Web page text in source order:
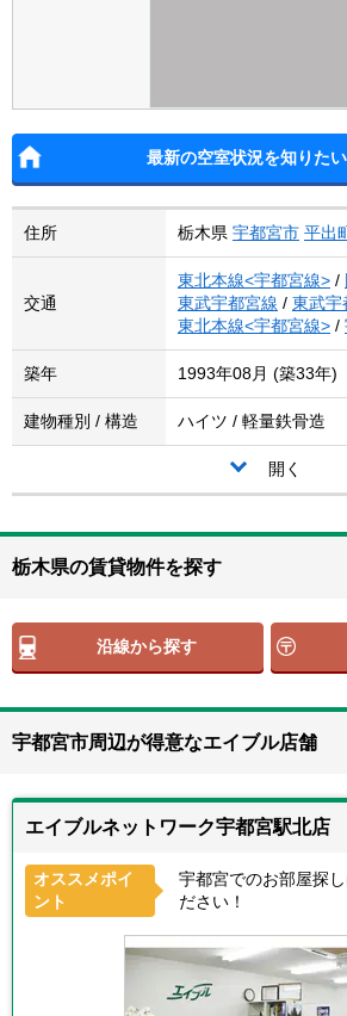
最新の空室状況を知りたい
住所 栃木県 宇都宮市 平出
交通
東北本線<宇都宮線> /
東武宇都宮線 / 東武宇
東北本線<宇都宮線> /
築年 1993年08月 (築33年)
建物種別 / 構造 ハイツ / 軽量鉄骨造
開く
栃木県の賃貸物件を探す
沿線から探す
宇都宮市周辺が得意なエイブル店舗
エイブルネットワーク宇都宮駅北店
オススメポイ
ント
宇都宮でのお部屋探
ださい！